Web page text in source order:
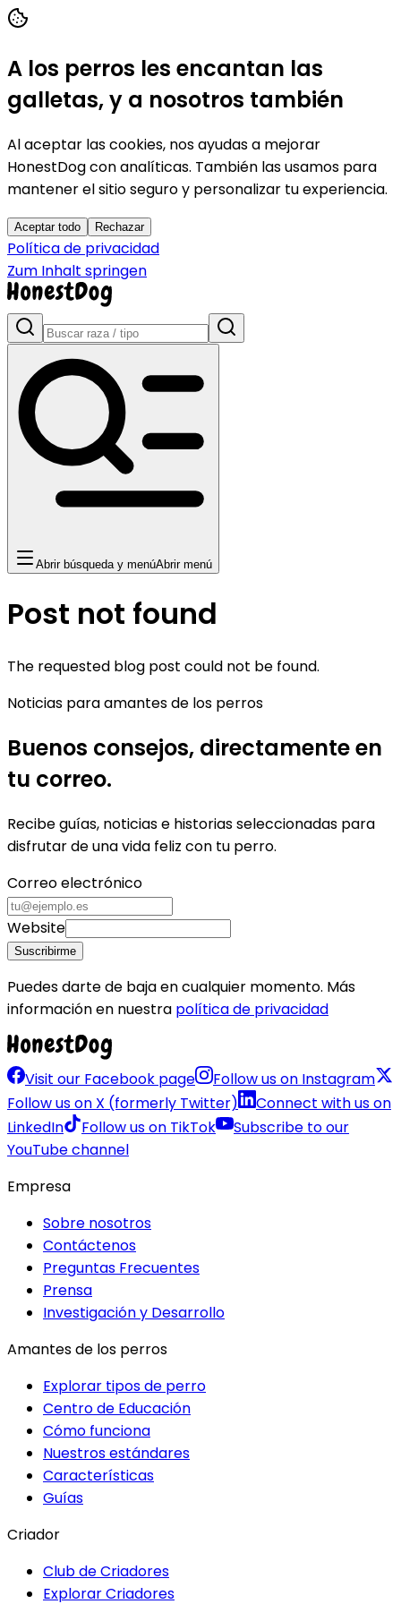
A los perros les encantan las
galletas, y a nosotros también
Al aceptar las cookies, nos ayudas a mejorar
HonestDog con analíticas. También las usamos para
mantener el sitio seguro y personalizar tu experiencia.
Aceptar todo Rechazar
Política de privacidad
Zum Inhalt springen
Abrir búsqueda y menúAbrir menú
Post not found
The requested blog post could not be found.
Noticias para amantes de los perros
Buenos consejos, directamente en
tu correo.
Recibe guías, noticias e historias seleccionadas para
disfrutar de una vida feliz con tu perro.
Correo electrónico
Website
Suscribirme
Puedes darte de baja en cualquier momento. Más
información en nuestra política de privacidad
Visit our Facebook page
Follow us on Instagram
Follow us on X (formerly Twitter)
Connect with us on
LinkedIn
Follow us on TikTok
Subscribe to our
YouTube channel
Empresa
Sobre nosotros
Contáctenos
Preguntas Frecuentes
Prensa
Investigación y Desarrollo
Amantes de los perros
Explorar tipos de perro
Centro de Educación
Cómo funciona
Nuestros estándares
Características
Guías
Criador
Club de Criadores
Explorar Criadores